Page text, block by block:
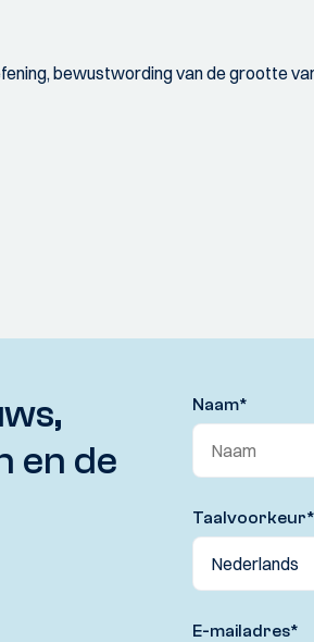
bewustwording van de grootte
en de
Naam*
Taalvoorkeur*
E-mailadres*